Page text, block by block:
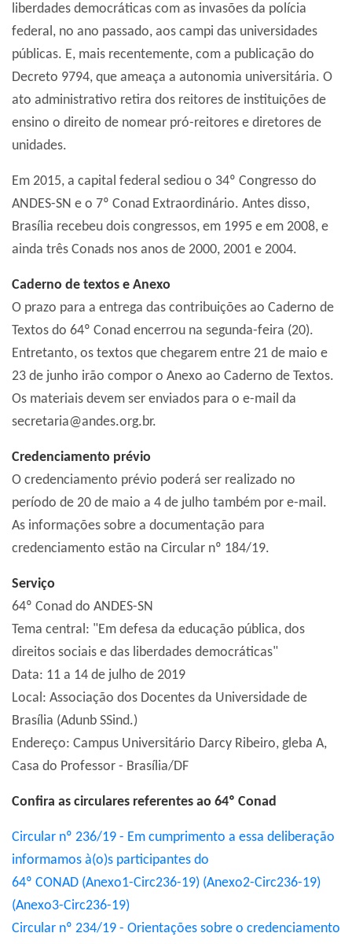
liberdades democráticas com as invasões da polícia
federal, no ano passado, aos campi das universidades
públicas. E, mais recentemente, com a publicação do
Decreto 9794, que ameaça a autonomia universitária. O
ato administrativo retira dos reitores de instituições de
ensino o direito de nomear pró-reitores e diretores de
unidades.
Em 2015, a capital federal sediou o 34º Congresso do
ANDES-SN e o 7º Conad Extraordinário. Antes disso,
Brasília recebeu dois congressos, em 1995 e em 2008, e
ainda três Conads nos anos de 2000, 2001 e 2004.
Caderno de textos e Anexo
O prazo para a entrega das contribuições ao Caderno de
Textos do 64º Conad encerrou na segunda-feira (20).
Entretanto, os textos que chegarem entre 21 de maio e
23 de junho irão compor o Anexo ao Caderno de Textos.
Os materiais devem ser enviados para o e-mail da
secretaria@andes.org.br.
Credenciamento prévio
O credenciamento prévio poderá ser realizado no
período de 20 de maio a 4 de julho também por e-mail.
As informações sobre a documentação para
credenciamento estão na Circular nº 184/19.
Serviço
64º Conad do ANDES-SN
Tema central: "Em defesa da educação pública, dos
direitos sociais e das liberdades democráticas"
Data: 11 a 14 de julho de 2019
Local: Associação dos Docentes da Universidade de
Brasília (Adunb SSind.)
Endereço: Campus Universitário Darcy Ribeiro, gleba A,
Casa do Professor - Brasília/DF
Confira as circulares referentes ao 64º Conad
Circular nº 236/19 - Em cumprimento a essa deliberação
informamos à(o)s participantes do
64º CONAD (Anexo1-Circ236-19) (Anexo2-Circ236-19)
(Anexo3-Circ236-19)
Circular nº 234/19 - Orientações sobre o credenciamento